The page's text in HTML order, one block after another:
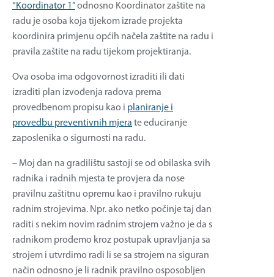
“Koordinator 1”odnosno Koordinator zaštite na
radu je osoba koja tijekom izrade projekta
koordinira primjenu općih načela zaštite na radu i
pravila zaštite na radu tijekom projektiranja.
Ova osoba ima odgovornost izraditi ili dati
izraditi plan izvođenja radova prema
provedbenom propisu kao i planiranje i
provedbu preventivnih mjera te educiranje
zaposlenika o sigurnosti na radu.
– Moj dan na gradilištu sastoji se od obilaska svih
radnika i radnih mjesta te provjera da nose
pravilnu zaštitnu opremu kao i pravilno rukuju
radnim strojevima. Npr. ako netko počinje taj dan
raditi s nekim novim radnim strojem važno je da s
radnikom prođemo kroz postupak upravljanja sa
strojem i utvrdimo radi li se sa strojem na siguran
način odnosno je li radnik pravilno osposobljen